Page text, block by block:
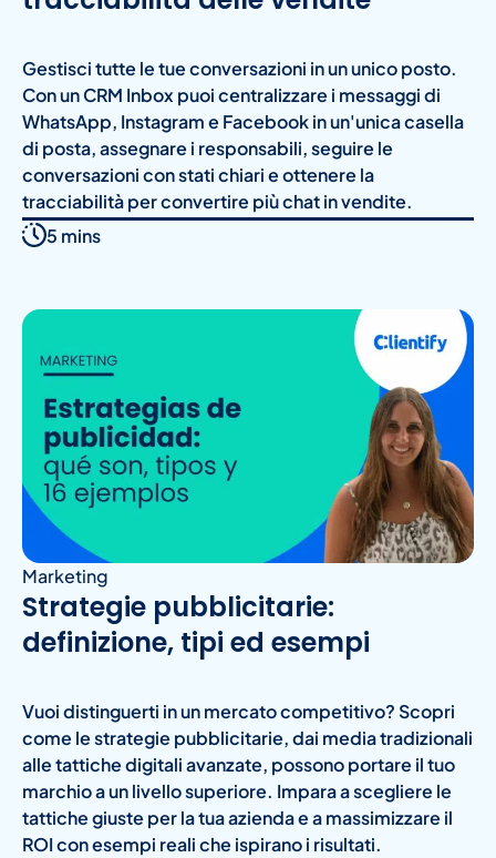
Gestisci tutte le tue conversazioni in un unico posto.
Con un CRM Inbox puoi centralizzare i messaggi di
WhatsApp, Instagram e Facebook in un'unica casella
di posta, assegnare i responsabili, seguire le
conversazioni con stati chiari e ottenere la
tracciabilità per convertire più chat in vendite.
5 mins
Marketing
Strategie pubblicitarie:
definizione, tipi ed esempi
Vuoi distinguerti in un mercato competitivo? Scopri
come le strategie pubblicitarie, dai media tradizionali
alle tattiche digitali avanzate, possono portare il tuo
marchio a un livello superiore. Impara a scegliere le
tattiche giuste per la tua azienda e a massimizzare il
ROI con esempi reali che ispirano i risultati.